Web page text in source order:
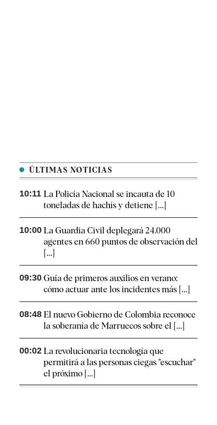
ÚLTIMAS NOTICIAS
10:11 La Policía Nacional se incauta de 10
toneladas de hachís y detiene [...]
10:00 La Guardia Civil deplegará 24.000
agentes en 660 puntos de observación del
[...]
09:30 Guía de primeros auxilios en verano:
cómo actuar ante los incidentes más [...]
08:48 El nuevo Gobierno de Colombia reconoce
la soberanía de Marruecos sobre el [...]
00:02 La revolucionaria tecnología que
permitirá a las personas ciegas "escuchar"
el próximo [...]